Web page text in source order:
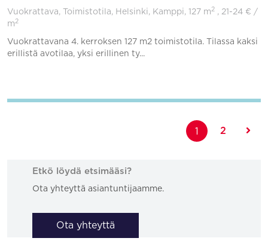
Vuokrattava, Toimistotila, Helsinki, Kamppi, 127 m 2 , 21-24 € /
m 2
Vuokrattavana 4. kerroksen 127 m2 toimistotila. Tilassa kaksi
erillistä avotilaa, yksi erillinen ty...
1 2
Etkö löydä etsimääsi?
Ota yhteyttä asiantuntijaamme.
Ota yhteyttä